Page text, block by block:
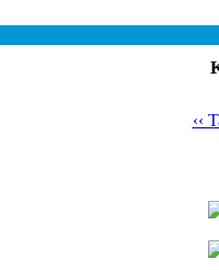
‹‹